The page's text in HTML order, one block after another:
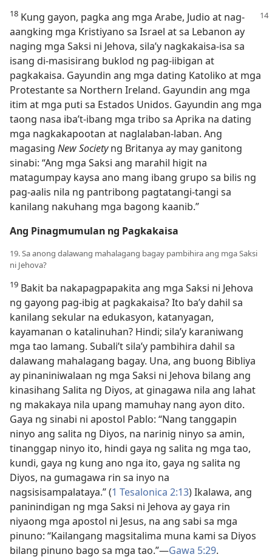
18 Kung gayon, pagka ang mga Arabe, Judio at nag-
aangking mga Kristiyano sa Israel at sa Lebanon ay
naging mga Saksi ni Jehova, sila’y nagkakaisa-isa sa
isang di-masisirang buklod ng pag-iibigan at
pagkakaisa. Gayundin ang mga dating Katoliko at mga
Protestante sa Northern Ireland. Gayundin ang mga
itim at mga puti sa Estados Unidos. Gayundin ang mga
taong nasa iba’t-ibang mga tribo sa Aprika na dating
mga nagkakapootan at naglalaban-laban. Ang
magasing New Societyng Britanya ay may ganitong
sinabi: “Ang mga Saksi ang marahil higit na
matagumpay kaysa ano mang ibang grupo sa bilis ng
pag-aalis nila ng pantribong pagtatangi-tangi sa
kanilang nakuhang mga bagong kaanib.”
Ang Pinagmumulan ng Pagkakaisa
19. Sa anong dalawang mahalagang bagay pambihira ang mga Saksi
ni Jehova?
19 Bakit ba nakapagpapakita ang mga Saksi ni Jehova
ng gayong pag-ibig at pagkakaisa? Ito ba’y dahil sa
kanilang sekular na edukasyon, katanyagan,
kayamanan o katalinuhan? Hindi; sila’y karaniwang
mga tao lamang. Subali’t sila’y pambihira dahil sa
dalawang mahalagang bagay. Una, ang buong Bibliya
ay pinaniniwalaan ng mga Saksi ni Jehova bilang ang
kinasihang Salita ng Diyos, at ginagawa nila ang lahat
ng makakaya nila upang mamuhay nang ayon dito.
Gaya ng sinabi ni apostol Pablo: “Nang tanggapin
ninyo ang salita ng Diyos, na narinig ninyo sa amin,
tinanggap ninyo ito, hindi gaya ng salita ng mga tao,
kundi, gaya ng kung ano nga ito, gaya ng salita ng
Diyos, na gumagawa rin sa inyo na
nagsisisampalataya.” (1 Tesalonica 2:13) Ikalawa, ang
paninindigan ng mga Saksi ni Jehova ay gaya rin
niyaong mga apostol ni Jesus, na ang sabi sa mga
pinuno: “Kailangang magsitalima muna kami sa Diyos
bilang pinuno bago sa mga tao.”—Gawa 5:29.